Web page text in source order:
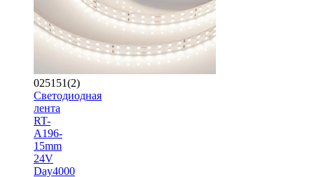
025151(2)
Светодиодная
лента
RT-
A196-
15mm
24V
Day4000